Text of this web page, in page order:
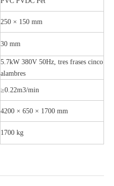
250 × 150 mm
30 mm
5.7kW 380V 50Hz, tres frases cinco
alambres
≥0.22m3/min
4200 × 650 × 1700 mm
1700 kg